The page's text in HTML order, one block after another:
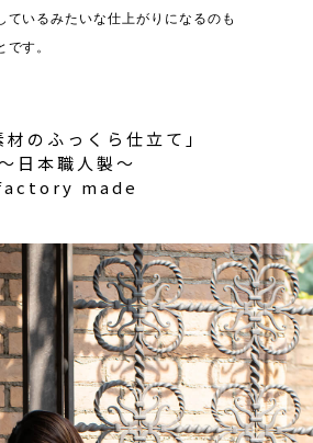
ているみたいな仕上がりになるのも
す。
材のふっくら仕立て」
日本職人製〜
made